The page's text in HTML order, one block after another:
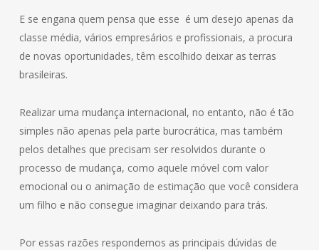
E se engana quem pensa que esse é um desejo apenas da
classe média, vários empresários e profissionais, a procura
de novas oportunidades, têm escolhido deixar as terras
brasileiras.
Realizar uma mudança internacional, no entanto, não é tão
simples não apenas pela parte burocrática, mas também
pelos detalhes que precisam ser resolvidos durante o
processo de mudança, como aquele móvel com valor
emocional ou o animação de estimação que você considera
um filho e não consegue imaginar deixando para trás.
Por essas razões respondemos as principais dúvidas de